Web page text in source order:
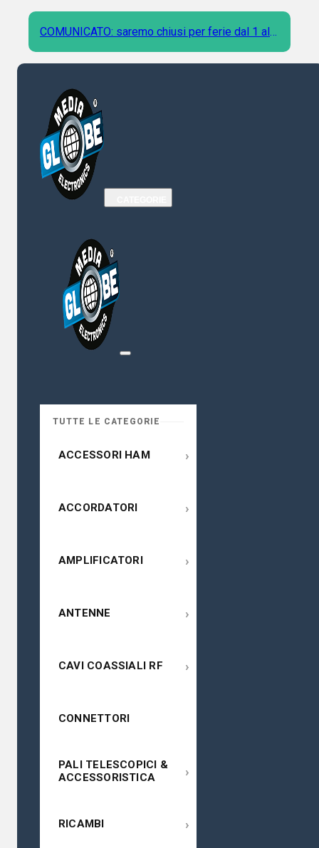
COMUNICATO: saremo chiusi per ferie dal 1 al 9
Agosto
TUTTE LE CATEGORIE
ACCESSORI HAM ›
ACCORDATORI ›
AMPLIFICATORI ›
ANTENNE ›
CAVI COASSIALI RF ›
CONNETTORI
PALI TELESCOPICI &
ACCESSORISTICA
›
RICAMBI ›